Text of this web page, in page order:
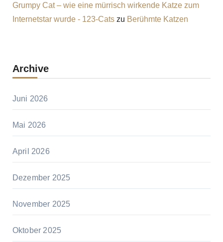
Grumpy Cat – wie eine mürrisch wirkende Katze zum
Internetstar wurde - 123-Catszu Berühmte Katzen
Archive
Juni 2026
Mai 2026
April 2026
Dezember 2025
November 2025
Oktober 2025